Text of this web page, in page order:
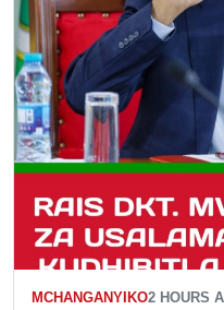
MCHANGANYIKO2 HOURS